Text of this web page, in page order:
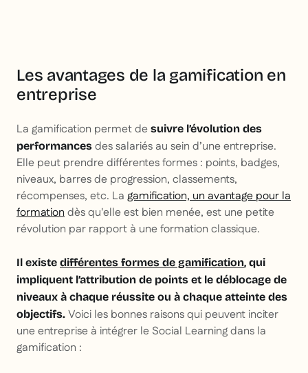
Les avantages de la gamification en
entreprise
La gamification permet de suivre l’évolution des
performances des salariés au sein d’une entreprise.
Elle peut prendre différentes formes : points, badges,
niveaux, barres de progression, classements,
récompenses, etc. La gamification, un avantage pour la
formationdès qu'elle est bien menée, est une petite
révolution par rapport à une formation classique.
Il existe différentes formes de gamification, qui
impliquent l’attribution de points et le déblocage de
niveaux à chaque réussite ou à chaque atteinte des
objectifs. Voici les bonnes raisons qui peuvent inciter
une entreprise à intégrer le Social Learning dans la
gamification :